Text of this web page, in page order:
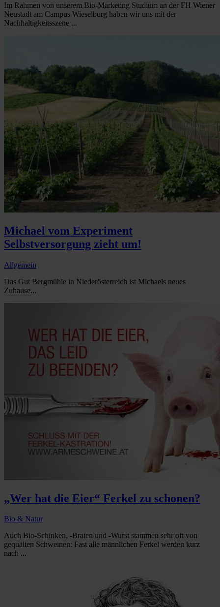
Im Rahmen von unserem Bio-Marketing Studium an der FH Wiener
Neustadt am Campus Wieselburg haben wir uns mit der
Nachhaltigkeitsszene ...
Michael vom Experiment
Selbstversorgung zieht um!
Allgemein
Das Gut Bergmühle in Niederösterreich ist Michaels neues
Zuhause...
„Wer hat die Eier“ Ferkel zu schonen?
Bio & Natur
Auch Bio-Schinken, -Braten und -Wurst stammen sehr oft von
gequälten Schweinen: Fast alle männlichen Ferkel werden kurz
nach ...